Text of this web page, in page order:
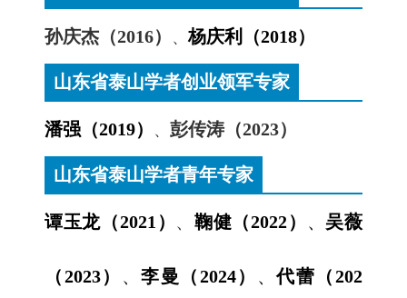
孙庆杰（2016） 、杨庆利（2018）
山东省泰山学者创业领军专家
潘强（2019） 、 彭传涛（2023）
山东省泰山学者青年专家
谭玉龙（2021） 、鞠健（2022） 、 吴薇
（2023） 、李曼（2024） 、代蕾（202